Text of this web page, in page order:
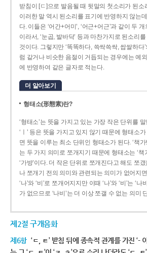
받침이 [ㄷ]으로 발음될 때 뒷말의 첫소리가 된소
이러한 말 역시 된소리를 표기에 반영하지 않는
다. 이들은 ‘어간+어미’, ‘어근+어근’과 같이 두
이라서, ‘눈곱, 발바닥’ 등과 마찬가지로 된소리
것이다. 그렇지만 ‘똑똑하다, 쓱싹쓱싹, 쌉쌀하다’
럼 같거나 비슷한 음절이 거듭되는 경우에는 예
에 반영하여 같은 글자로 적는다.
더 알아보기
형태소(形態素)란?
‘형태소’는 뜻을 가지고 있는 가장 작은 단위를 말
‘ㅣ’ 등은 뜻을 가지고 있지 않기 때문에 형태소가
면 뜻을 이루는 최소 단위인 형태소가 된다. ‘책가
는 두 가지 의미로 쪼개지기 때문에 형태소는 ‘책
‘가방’이다. 더 작은 단위로 쪼개진다고 해도 쪼
나 쪼개기 전의 의미와 관련되는 의미가 없어지면
‘나’와 ‘비’로 쪼개어지지만 이때 ‘나’와 ‘비’는 ‘
가 없으므로 ‘나비’는 더 이상 쪼갤 수 없는 의미
제2절 구개음화
제6항 ‘ㄷ, ㅌ’ 받침 뒤에 종속적 관계를 가진 ‘-